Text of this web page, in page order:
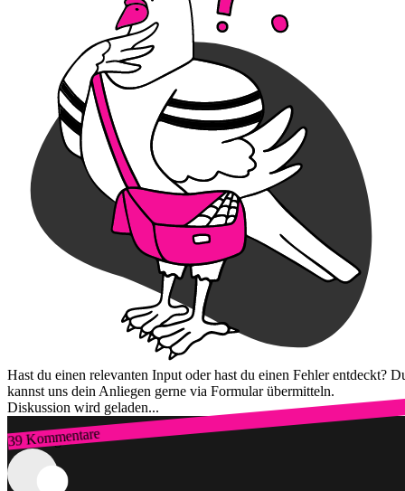
Hast du einen relevanten Input oder hast du einen Fehler entdeckt?
kannst uns dein Anliegen gerne via Formular übermitteln.
Diskussion wird geladen...
39 Kommentare
Zum Login